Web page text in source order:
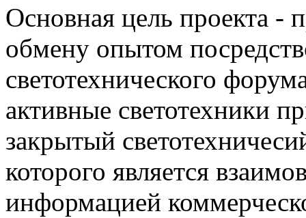
Основная цель проекта -
обмену опытом
светотехнического
активные светотехники
закрытый
которого является
информацией